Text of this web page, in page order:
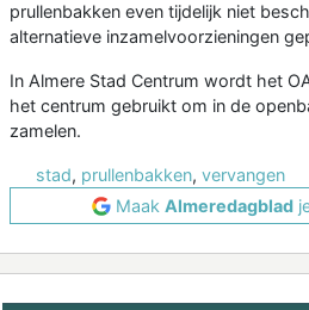
prullenbakken even tijdelijk niet
alternatieve inzamelvoorzieningen
In Almere Stad Centrum wordt het
het centrum gebruikt om in de
zamelen.
stad, prullenbakken, vervangen
Maak Almeredagblad